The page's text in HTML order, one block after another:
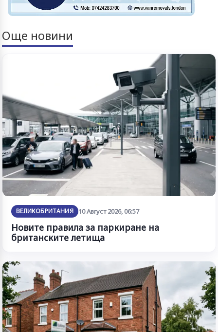
Още новини
ВЕЛИКОБРИТАНИЯ 10 Август 2026, 06:57
Новите правила за паркиране на
британските летища